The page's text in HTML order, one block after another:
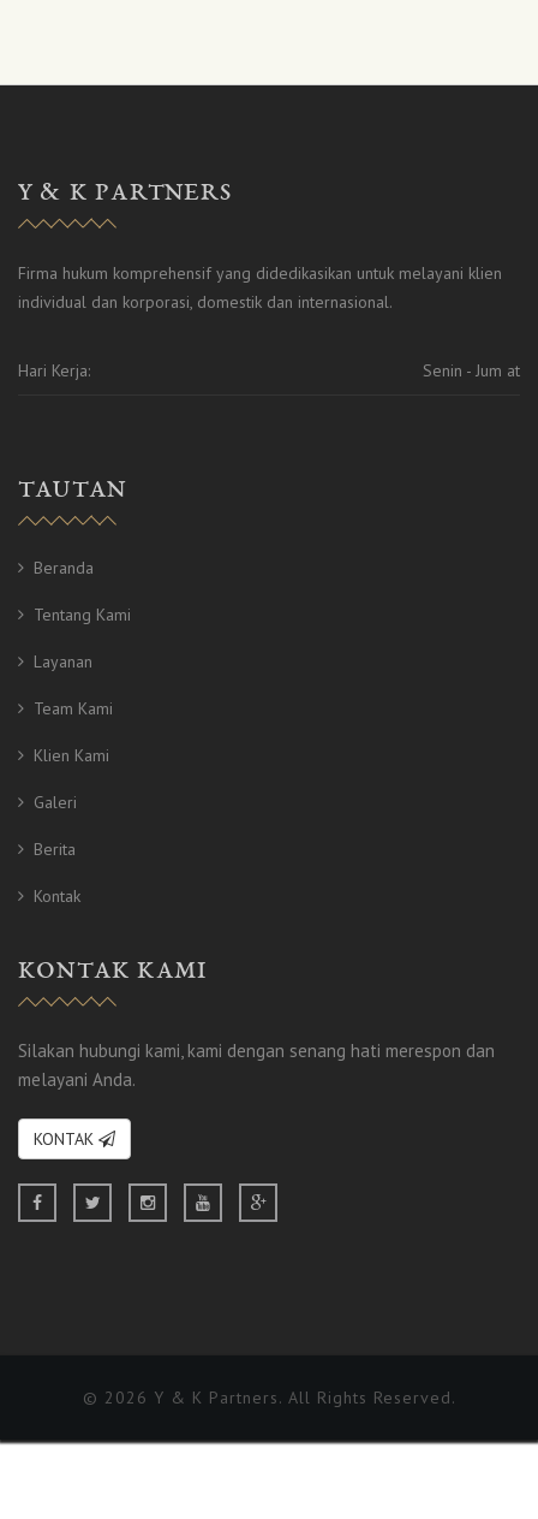
Y & K PARTNERS
Firma hukum komprehensif yang didedikasikan untuk melayani klien
individual dan korporasi, domestik dan internasional.
Hari Kerja: Senin - Jum at
TAUTAN
Beranda
Tentang Kami
Layanan
Team Kami
Klien Kami
Galeri
Berita
Kontak
KONTAK KAMI
Silakan hubungi kami, kami dengan senang hati merespon dan
melayani Anda.
KONTAK
© 2026 Y & K Partners. All Rights Reserved.